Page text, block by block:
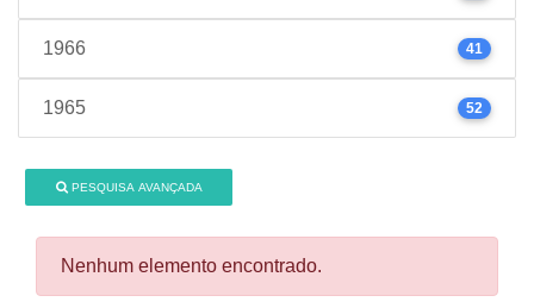
1966 41
1965 52
PESQUISA AVANÇADA
Nenhum elemento encontrado.